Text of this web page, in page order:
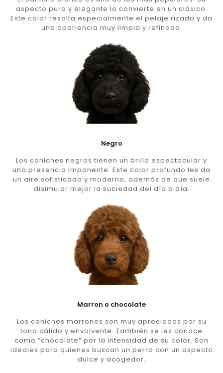
aspecto puro y elegante lo convierte en un clásico.
Este color resalta especialmente el pelaje rizado y da
una apariencia muy limpia y refinada.
Negro
Los caniches negros tienen un brillo espectacular y
una presencia imponente. Este color profundo les da
un aire sofisticado y moderno, además de que suele
disimular mejor la suciedad del día a día.
Marron o chocolate
Los caniches marrones son muy apreciados por su
tono cálido y envolvente. También se les conoce
como “chocolate” por la intensidad de su color. Son
ideales para quienes buscan un perro con un aspecto
dulce y acogedor.